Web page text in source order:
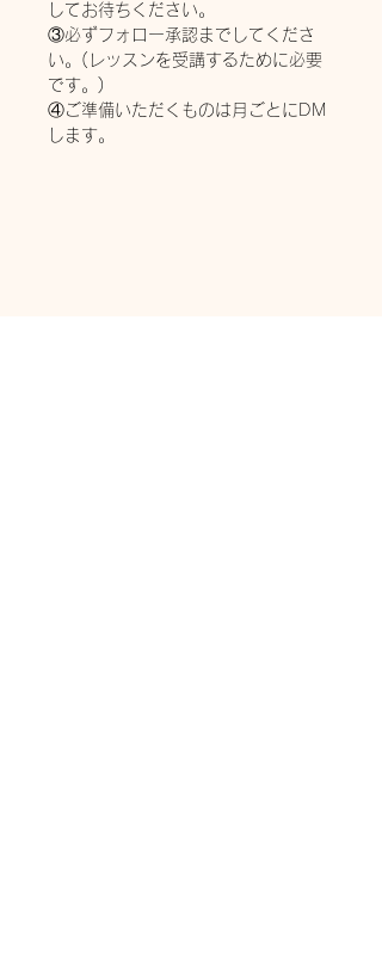
してお待ちください。
③必ずフォロー承認までしてくださ
い。(レッスンを受講するために必要
です。)
④ご準備いただくものは月ごとにDM
します。